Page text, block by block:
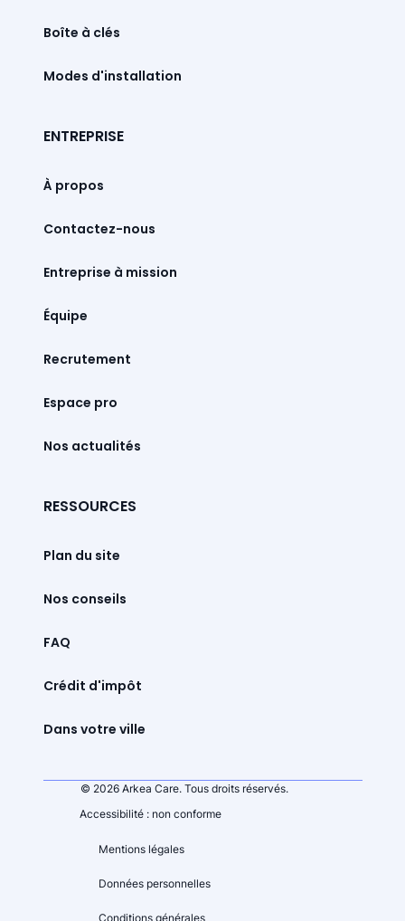
Boîte à clés
Modes d'installation
ENTREPRISE
À propos
Contactez-nous
Entreprise à mission
Équipe
Recrutement
Espace pro
Nos actualités
RESSOURCES
Plan du site
Nos conseils
FAQ
Crédit d'impôt
Dans votre ville
© 2026 Arkea Care. Tous droits réservés.
Accessibilité : non conforme
Mentions légales
Données personnelles
Conditions générales